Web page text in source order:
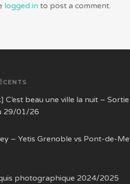
logged in to post a comment.
C’est beau une ville la nuit – Sortie
29/01/26
– Yetis Grenoble vs Pont-de-
photographique 2024/2025